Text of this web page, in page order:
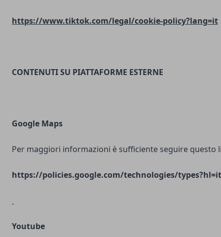
https://www.tiktok.com/legal/cookie-policy?lang=it
CONTENUTI SU PIATTAFORME ESTERNE
Google Maps
Per maggiori informazioni è sufficiente seguire questo
https://policies.google.com/technologies/types?hl=it
Youtube